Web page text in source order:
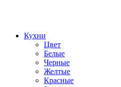
Кухни
Цвет
Белые
Черные
Желтые
Красные